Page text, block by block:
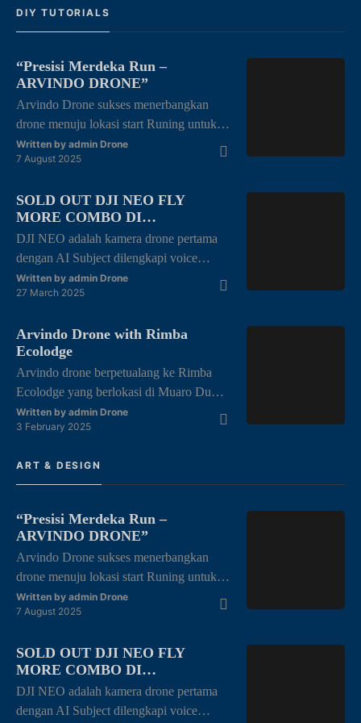
DIY TUTORIALS
“Presisi Merdeka Run –
ARVINDO DRONE”
Arvindo Drone sukses menerbangkan
drone menuju lokasi start Runing untuk
melakukan mapping area di halaman
kantor gubernur Jambi dengan tema
negeri” dalam rangka kemerdekaan
Republik Indonesia ke 80 thn. Dengan di
ikuti oleh berbagai kalangan mulai dari
anak-anak, remaja, dewasa hingga lansia
juga memeriahkan acara ini.
Written by admin Drone
7 August 2025
SOLD OUT DJI NEO FLY
MORE COMBO DI
PENGHUJUNG RAMADHAN
DJI NEO adalah kamera drone pertama
dengan AI Subject dilengkapi voice
control dan mobile control. Dji NEO FLY
MORE COMBO TERJUAL HABIS Di
ini. Arvindo Drone sangat senang bisa
bersama para pecinta photography atau
sejenisnya yang berhubungan dengan
drone, dapat menyediakan drone yang
anda inginkan adalah salah satu kepuasan
tersendiri […]
Written by admin Drone
27 March 2025
Arvindo Drone with Rimba
Ecolodge
Arvindo drone berpetualang ke Rimba
Ecolodge yang berlokasi di Muaro Duo
Bay, Tlk. Kabung sel, Kec, Bungus Tlk
Kabung, Kota Padang, Sumatera barat.
ecolodge dengan menikmati keindahan
alam yang terhampar luas dengan pasir
yang masih terjaga. Selain menikmati
[…]
Written by admin Drone
3 February 2025
ART & DESIGN
“Presisi Merdeka Run –
ARVINDO DRONE”
Arvindo Drone sukses menerbangkan
drone menuju lokasi start Runing untuk
melakukan mapping area di halaman
kantor gubernur Jambi dengan tema
negeri” dalam rangka kemerdekaan
Republik Indonesia ke 80 thn. Dengan di
ikuti oleh berbagai kalangan mulai dari
anak-anak, remaja, dewasa hingga lansia
Written by admin Drone
7 August 2025
SOLD OUT DJI NEO FLY
MORE COMBO DI
PENGHUJUNG RAMADHAN
DJI NEO adalah kamera drone pertama
dengan AI Subject dilengkapi voice